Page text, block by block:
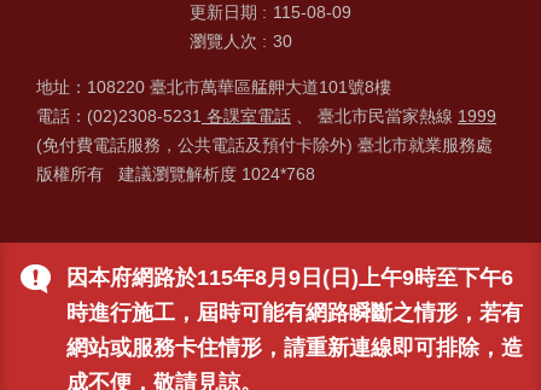
因本府網路於115年8月9日(日)上午9時至下午6
時進行施工，屆時可能有網路瞬斷之情形，若有
網站或服務卡住情形，請重新連線即可排除，造
成不便，敬請見諒。
更新日期
115-08-09
瀏覽人次
30
地址：108220 臺北市萬華區艋舺大道101號8樓
電話：(02)2308-5231 各課室電話 、 臺北市民當家熱線 1999
(免付費電話服務，公共電話及預付卡除外) 臺北市就業服務處
版權所有 建議瀏覽解析度 1024*768